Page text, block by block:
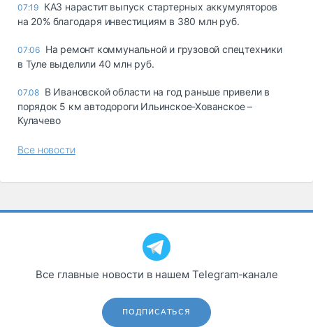
07:19 КАЗ нарастит выпуск стартерных аккумуляторов
на 20% благодаря инвестициям в 380 млн руб.
07:06 На ремонт коммунальной и грузовой спецтехники
в Туле выделили 40 млн руб.
07.08 В Ивановской области на год раньше привели в
порядок 5 км автодороги Ильинское-Хованское –
Кулачево
Все новости
Все главные новости в нашем Telegram‑канале
ПОДПИСАТЬСЯ